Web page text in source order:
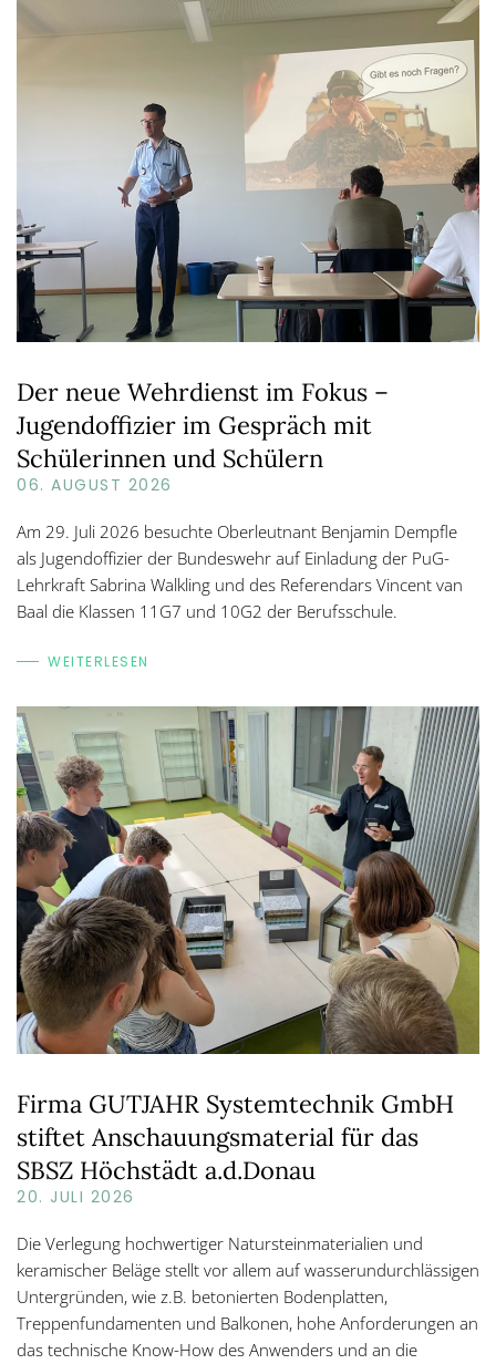
Der neue Wehrdienst im Fokus –
Jugendoffizier im Gespräch mit
Schülerinnen und Schülern
06. AUGUST 2026
Am 29. Juli 2026 besuchte Oberleutnant Benjamin Dempfle
als Jugendoffizier der Bundeswehr auf Einladung der PuG-
Lehrkraft Sabrina Walkling und des Referendars Vincent van
Baal die Klassen 11G7 und 10G2 der Berufsschule.
WEITERLESEN
Firma GUTJAHR Systemtechnik GmbH
stiftet Anschauungsmaterial für das
SBSZ Höchstädt a.d.Donau
20. JULI 2026
Die Verlegung hochwertiger Natursteinmaterialien und
keramischer Beläge stellt vor allem auf wasserundurchlässigen
Untergründen, wie z.B. betonierten Bodenplatten,
Treppenfundamenten und Balkonen, hohe Anforderungen an
das technische Know-How des Anwenders und an die